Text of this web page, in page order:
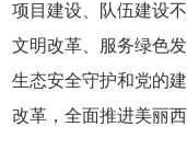
项目建设、队伍建设
文明改革、服务绿色
生态安全守护和党的
改革，全面推进美丽西